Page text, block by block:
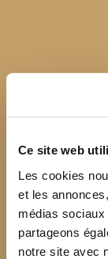
Ce site web
Les cookies
et les
médias
partageons
notre site avec